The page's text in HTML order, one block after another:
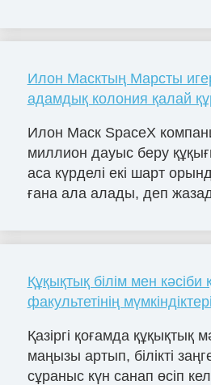
Илон Масктың Марсты
адамдық колония қалай
Илон Маск SpaceX
миллион дауыс беру
аса күрделі екі шарт
ғана ала алады, деп
Құқықтық білім мен кәсіби
факультетінің мүмкіндіктері
Қазіргі қоғамда құқықтық
маңызы артып, білікті
сұраныс күн санап өсіп